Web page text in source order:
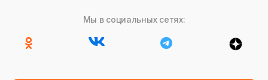
Мы в социальных сетях: